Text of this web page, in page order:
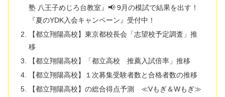
塾 八王子めじろ台教室』📢 9月の模試で結果を出す！
『夏のYDK入会キャンペーン』受付中！
【都立翔陽高校】東京都校長会「志望校予定調査」推
移
【都立翔陽高校】「都立高校 推薦入試倍率」推移
【都立翔陽高校】１次募集受験者数と合格者数の推移
【都立翔陽高校】の総合得点予測 ≪Vもぎ＆Wもぎ≫